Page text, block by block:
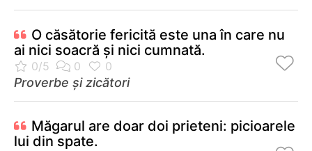
O căsătorie fericită este una în care nu
ai nici soacră şi nici cumnată.
Proverbe și zicători
Măgarul are doar doi prieteni: picioarele
lui din spate.